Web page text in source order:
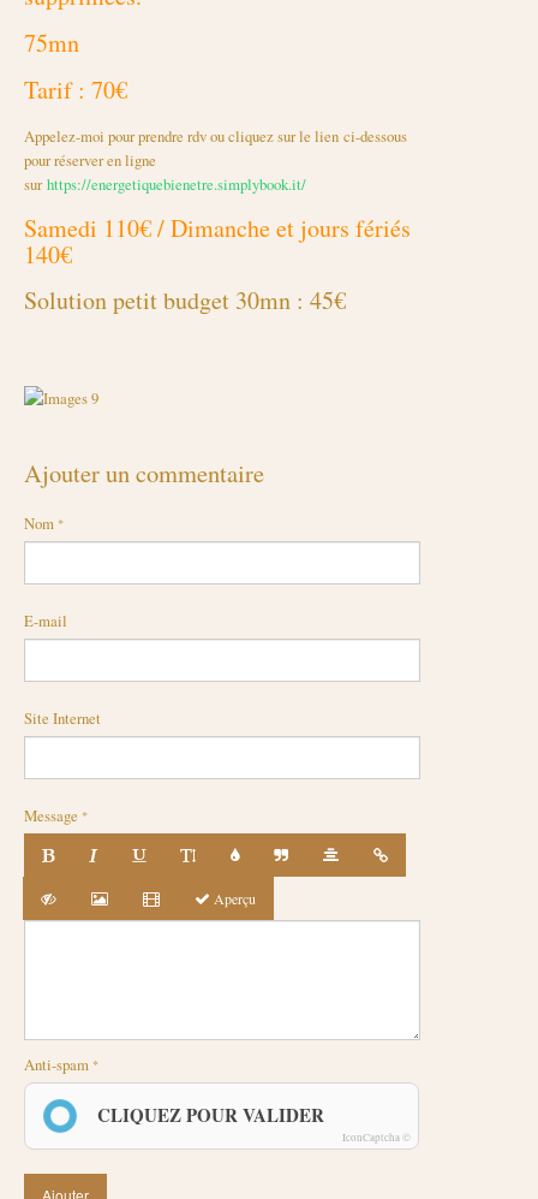
75mn
Tarif : 70€
Appelez-moi pour prendre rdv ou cliquez sur le lien ci-dessous
pour réserver en ligne
surhttps://energetiquebienetre.simplybook.it/
Samedi 110€ / Dimanche et jours fériés
140€
Solution petit budget 30mn : 45€
Ajouter un commentaire
Nom
E-mail
Site Internet
Message
Aperçu
Anti-spam
CLIQUEZ POUR VALIDER
IconCaptcha ©